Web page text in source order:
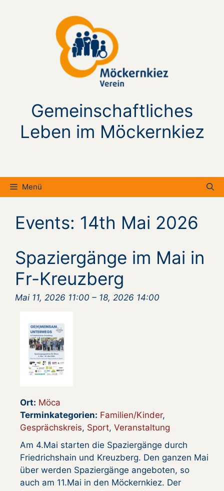
Gemeinschaftliches
Leben im Möckernkiez
Menü
Events: 14th Mai 2026
Spaziergänge im Mai in
Fr-Kreuzberg
Mai 11, 2026 11:00 – 18, 2026 14:00
Ort: Möca
Terminkategorien: Familien/Kinder,
Gesprächskreis, Sport, Veranstaltung
Am 4.Mai starten die Spaziergänge durch
Friedrichshain und Kreuzberg. Den ganzen Mai
über werden Spaziergänge angeboten, so
auch am 11.Mai in den Möckernkiez. Der